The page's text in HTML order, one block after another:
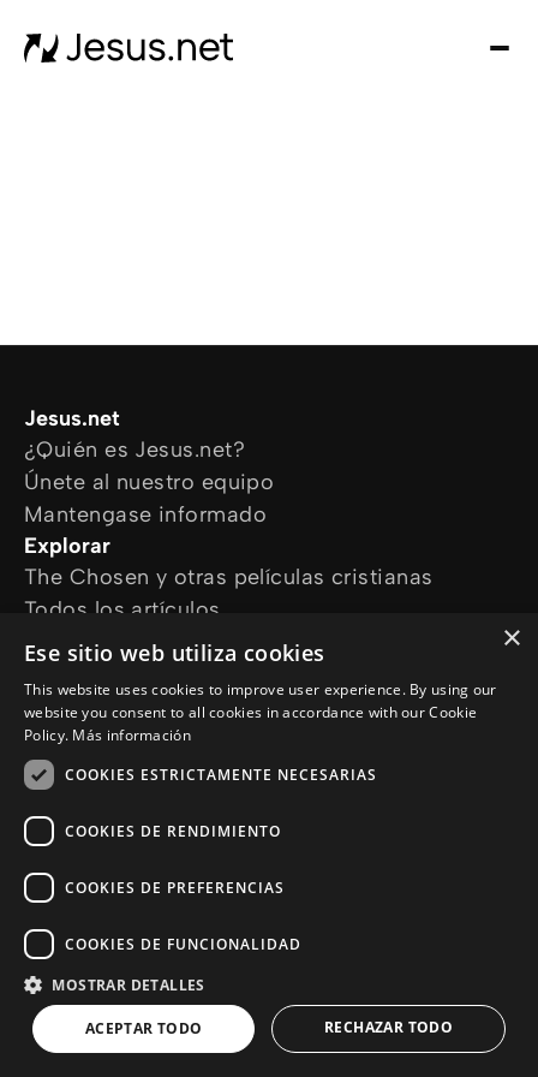
Jesus.net
¿Quién es Jesus.net?
Únete al nuestro equipo
Mantengase informado
Explorar
The Chosen y otras películas cristianas
Todos los artículos
Cursos online
¿Cómo podemos ayudarte?
Devocional diario
Necesito oración
Síguenos en
© Copyright 2026 es.Jesus.net
Politica de Privacidad
Cookie Policya :sitio de enlaces
×
Ese sitio web utiliza cookies
This website uses cookies to improve user experience. By using our
website you consent to all cookies in accordance with our Cookie
Policy. Más información
COOKIES ESTRICTAMENTE NECESARIAS
COOKIES DE RENDIMIENTO
COOKIES DE PREFERENCIAS
COOKIES DE FUNCIONALIDAD
MOSTRAR DETALLES
ACEPTAR TODO RECHAZAR TODO